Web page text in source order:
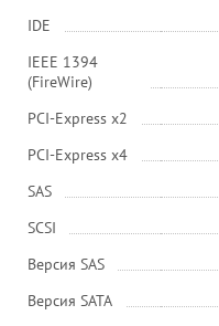
IDE
IEEE 1394
(FireWire)
PCI-Express x2
PCI-Express x4
SAS
SCSI
Версия SAS
Версия SATA